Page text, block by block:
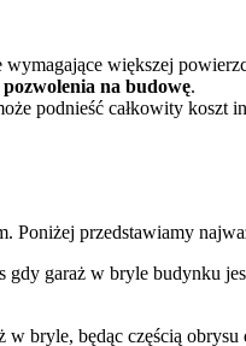
wymagające większej
pozwolenia na budowę.
podnieść całkowity koszt
Poniżej przedstawiamy
gdy garaż w bryle budynku
bryle, będąc częścią obrysu